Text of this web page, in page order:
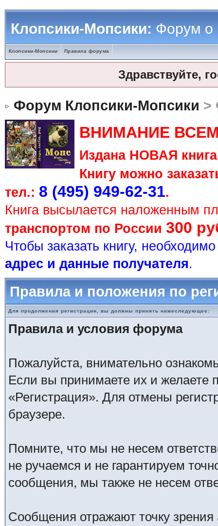
Клопсики-Мопсики:Форум о
Клопсики-Мопсики Правила форума
Здравствуйте,
Форум Клопсики-Мопсики >
ВНИМАНИЕ
Издана НОВАЯ
Книгу можно
тел.: 8 (495) 949-62-31.
Книга высылается наложенным
транспортом по России 300
Чтобы заказать книгу,
адрес и данные получателя.
Правила и положения по
Для продолжения регистрации, вы должны принять нижеследующее:
Правила и условия форума
Пожалуйста, внимательно
Если вы принимаете их и желаете
«Регистрация». Для отмены
браузере.
Помните, что мы не несем
не ручаемся и не гарантируем
сообщения, мы также не несем
Сообщения отражают точку зрения